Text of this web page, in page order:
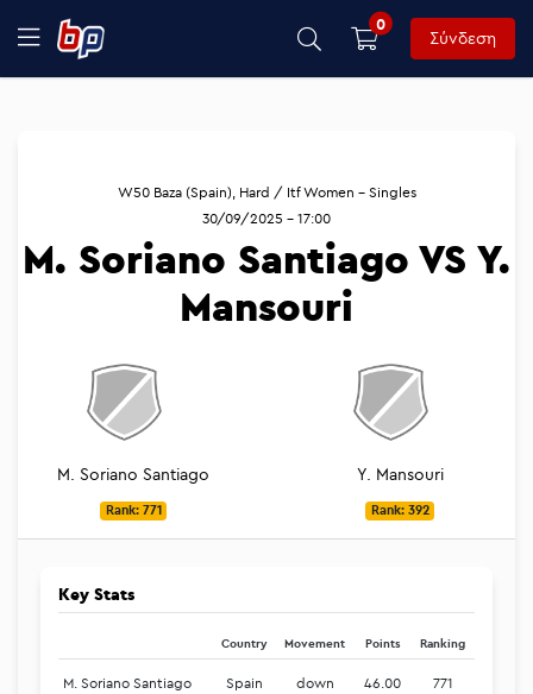
0
Σύνδεση
M. Soriano Santiago
Rank: 771
W50 Baza (Spain), Hard / Itf Women - Singles
30/09/2025 - 17:00
M. Soriano Santiago VS Y.
Mansouri
Y. Mansouri
Rank: 392
Key Stats
Country Movement Points Ranking
M. Soriano Santiago Spain down 46.00 771